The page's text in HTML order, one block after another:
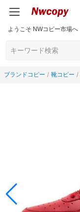
ようこそ NWコピー市場へ
ブランドコピー 靴コピー